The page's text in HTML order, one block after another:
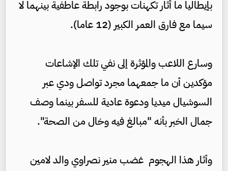
بإيطاليا ما أثار تكهنات بوجود رابطة عاطفية بينهما لا
سيما مع فارق العمر الكبير (12 عاما).
وسارع اللاعب والمؤثرة إلى نفي تلك الإشاعات
مؤكدين أن ما جمعهما مجرد تواصل ودي عبر
السوشيال ميديا ودعوة عادية للسفر بينما وصف
جمال الخبر بأنه "مبالغ فيه وخال من الصحة".
وأثار هذا الهجوم غضب منير نصراوي والد لامين